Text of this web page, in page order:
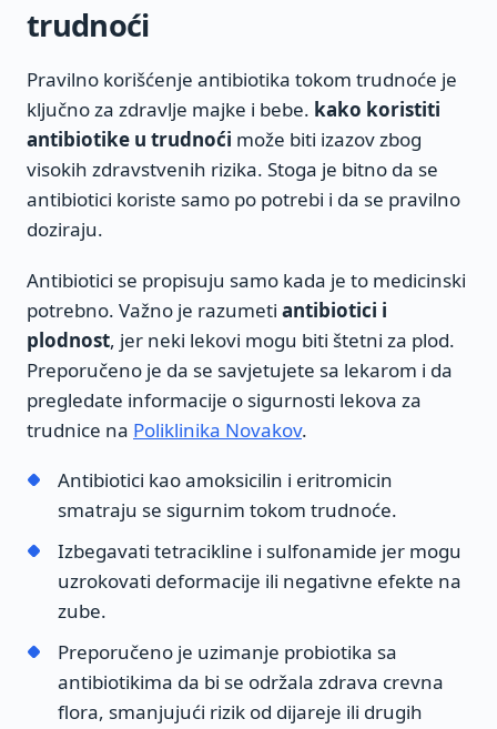
trudnoći
Pravilno korišćenje antibiotika tokom trudnoće je
ključno za zdravlje majke i bebe. kako koristiti
antibiotike u trudnoći može biti izazov zbog
visokih zdravstvenih rizika. Stoga je bitno da se
antibiotici koriste samo po potrebi i da se pravilno
doziraju.
Antibiotici se propisuju samo kada je to medicinski
potrebno. Važno je razumeti antibiotici i
plodnost, jer neki lekovi mogu biti štetni za plod.
Preporučeno je da se savjetujete sa lekarom i da
pregledate informacije o sigurnosti lekova za
trudnice na Poliklinika Novakov.
Antibiotici kao amoksicilin i eritromicin
smatraju se sigurnim tokom trudnoće.
Izbegavati tetracikline i sulfonamide jer mogu
uzrokovati deformacije ili negativne efekte na
zube.
Preporučeno je uzimanje probiotika sa
antibiotikima da bi se održala zdrava crevna
flora, smanjujući rizik od dijareje ili drugih